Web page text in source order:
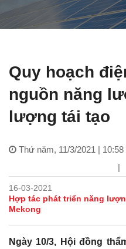
Quy hoạch
nguồn năng
lượng tái tạo
Thứ năm, 11/3/2021 |
|
16-03-2021
Hợp tác phát triển năng
Mekong
Ngày 10/3, Hội đồng